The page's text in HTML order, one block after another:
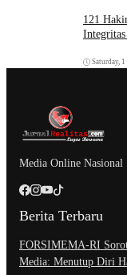
121
Saturday,
Media Online Nasional
Berita Terbaru
​FORSIMEMA-RI
Media: Menutup Diri